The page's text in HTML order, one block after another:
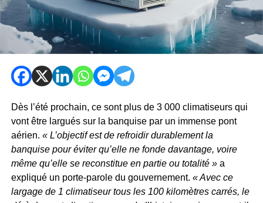
Dès l’été prochain, ce sont plus de 3 000 climatiseurs qui
vont être largués sur la banquise par un immense pont
aérien. « L’objectif est de refroidir durablement la
banquise pour éviter qu’elle ne fonde davantage, voire
même qu’elle se reconstitue en partie ou totalité »a
expliqué un porte-parole du gouvernement. « Avec ce
largage de 1 climatiseur tous les 100 kilomètres carrés, le